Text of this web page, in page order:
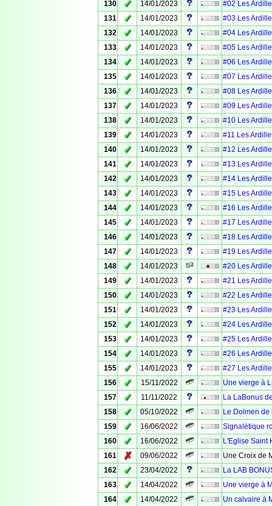
130 ✓ 14/01/2023
#02 Les
131
✓ 14/01/2023
#03 Les
132
✓ 14/01/2023
#04 Les
133
✓ 14/01/2023
#05 Les
134
✓ 14/01/2023
#06 Les
135
✓ 14/01/2023
#07 Les
136
✓ 14/01/2023
#08 Les
137
✓ 14/01/2023
#09 Les
138
✓ 14/01/2023
#10 Les
139
✓ 14/01/2023
#11 Les
140
✓ 14/01/2023
#12 Les
141
✓ 14/01/2023
#13 Les
142
✓ 14/01/2023
#14 Les
143
✓ 14/01/2023
#15 Les
144
✓ 14/01/2023
#16 Les
145
✓ 14/01/2023
#17 Les
146
✓ 14/01/2023
#18 Les
147
✓ 14/01/2023
#19 Les
148
✓ 14/01/2023
#20 Les
149
✓ 14/01/2023
#21 Les
150
✓ 14/01/2023
#22 Les
151
✓ 14/01/2023
#23 Les
152
✓ 14/01/2023
#24 Les
153
✓ 14/01/2023
#25 Les
154
✓ 14/01/2023
#26 Les
155
✓ 14/01/2023
#27 Les
156
✓ 15/11/2022
Une vierge à
157
✓ 11/11/2022
La LaBonus
158
✓ 05/10/2022
Le Dolmen
159
✓ 16/06/2022
Signalétique
160
✓ 16/06/2022
L'Eglise Saint
161
✗ 09/06/2022
Une Croix de
162
✓ 23/04/2022
La LAB
163
✓ 14/04/2022
Une vierge à
164
✓ 14/04/2022
Un calvaire à